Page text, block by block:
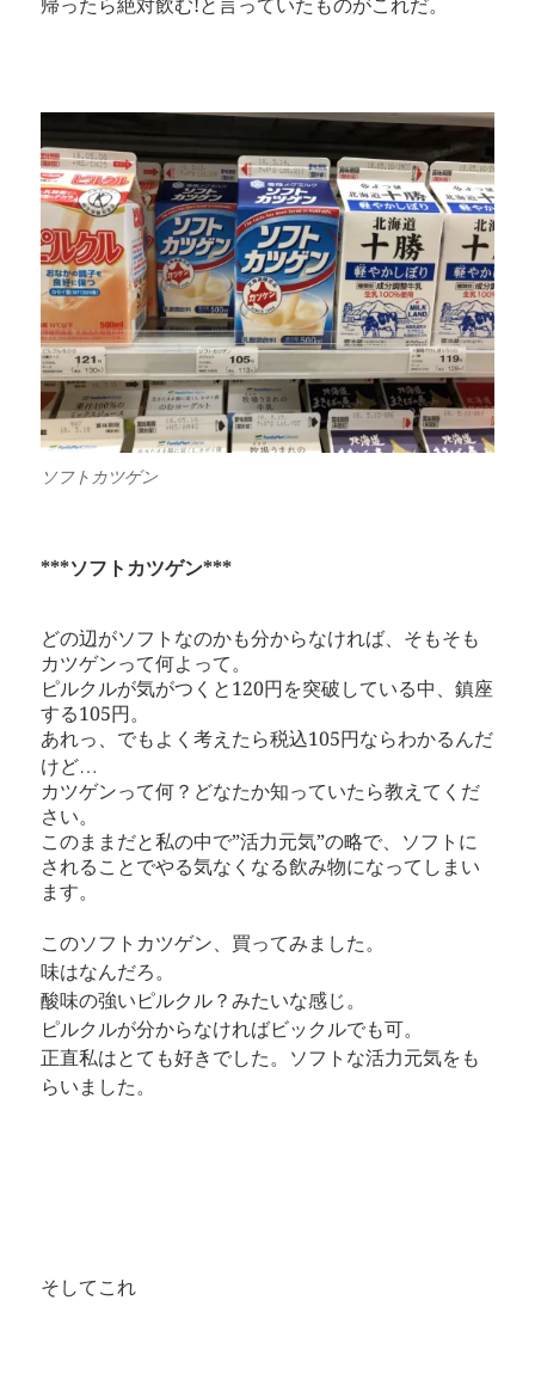
帰ったら絶対飲む!と言っていたものがこれだ。
ソフトカツゲン
***ソフトカツゲン***
どの辺がソフトなのかも分からなければ、そもそも
カツゲンって何よって。
ピルクルが気がつくと120円を突破している中、鎮座
する105円。
あれっ、でもよく考えたら税込105円ならわかるんだ
けど…
カツゲンって何？どなたか知っていたら教えてくだ
さい。
このままだと私の中で”活力元気”の略で、ソフトに
されることでやる気なくなる飲み物になってしまい
ます。
このソフトカツゲン、買ってみました。
味はなんだろ。
酸味の強いピルクル？みたいな感じ。
ピルクルが分からなければビックルでも可。
正直私はとても好きでした。ソフトな活力元気をも
らいました。
そしてこれ